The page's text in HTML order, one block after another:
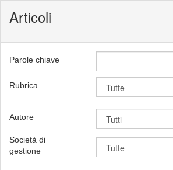
Articoli
Parole chiave
Rubrica
Autore
Società di
gestione